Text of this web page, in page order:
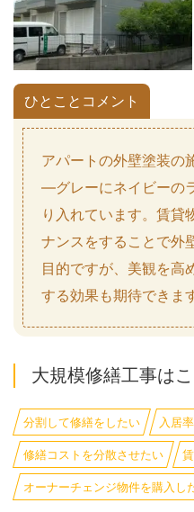
ひとことコメント
アパートの外壁塗装の
―グレーにネイビーの
り入れています。賃貸
ナンスをすることで外
目的ですが、美観を高
する効果も期待できま
大規模修繕工事は
分割して修繕をしたい 入居
修繕コストを分散させたい
オーナーチェンジ物件を購入し